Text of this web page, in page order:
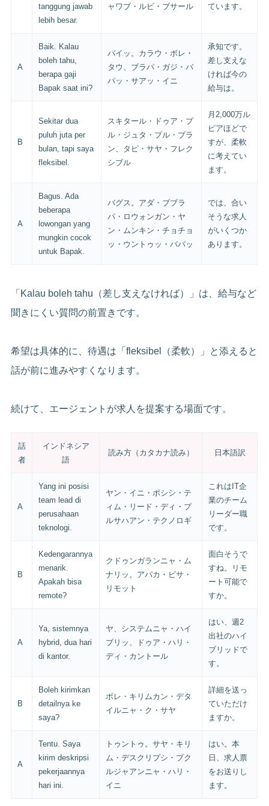
tanggung jawab
lebih besar.
ャワブ・ルビ・ブサール
ています。
A
Baik. Kalau
boleh tahu,
berapa gaji
Bapak saat ini?
バイッ。カラウ・ボレ・
タウ、ブラパ・ガジ・バ
パッ・サアッ・イニ
承知です。
差し支えな
ければ今の
給与は。
B
Sekitar dua
puluh juta per
bulan, tapi saya
fleksibel.
スキタール・ドゥア・プ
ル・ジュタ・プル・ブラ
ン、タピ・サヤ・フレク
シブル
月2,000万ル
ピアほどで
すが、柔軟
に考えてい
ます。
A
Bagus. Ada
beberapa
lowongan yang
mungkin cocok
untuk Bapak.
バグス。アダ・ブブラ
パ・ロウォンガン・ヤ
ン・ムンキン・チョチョ
ッ・ウントゥッ・バパッ
では、合い
そうな求人
がいくつか
あります。
「Kalau boleh tahu（差し支えなければ）」は、給与など
聞きにくい質問の前置きです。
希望は具体的に、待遇は「fleksibel（柔軟）」と添えると
話が前に進みやすくなります。
続けて、エージェントが求人を提案する場面です。
話
者
インドネシア
語
読み方（カタカナ読み） 日本語訳
A
Yang ini posisi
team lead di
perusahaan
teknologi.
ヤン・イニ・ポシシ・テ
ィム・リード・ディ・プ
ルサハアン・テクノロギ
これはIT企
業のチーム
リーダー職
です。
B
Kedengarannya
menarik.
Apakah bisa
remote?
クドゥンガランニャ・ム
ナリッ。アパカ・ビサ・
リモット
面白そうで
すね。リモ
ート可能で
すか。
A
Ya, sistemnya
hybrid, dua hari
di kantor.
ヤ、システムニャ・ハイ
ブリッ、ドゥア・ハリ・
ディ・カントール
はい、週2
出社のハイ
ブリッドで
す。
B
Boleh kirimkan
detailnya ke
saya?
ボレ・キリムカン・デタ
イルニャ・ク・サヤ
詳細を送っ
ていただけ
ますか。
A
Tentu. Saya
kirim deskripsi
pekerjaannya
hari ini.
トゥントゥ。サヤ・キリ
ム・デスクリプシ・プク
ルジャアンニャ・ハリ・
イニ
はい。本
日、求人票
をお送りし
ます。